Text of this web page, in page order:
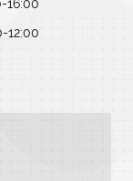
16:00
12:00